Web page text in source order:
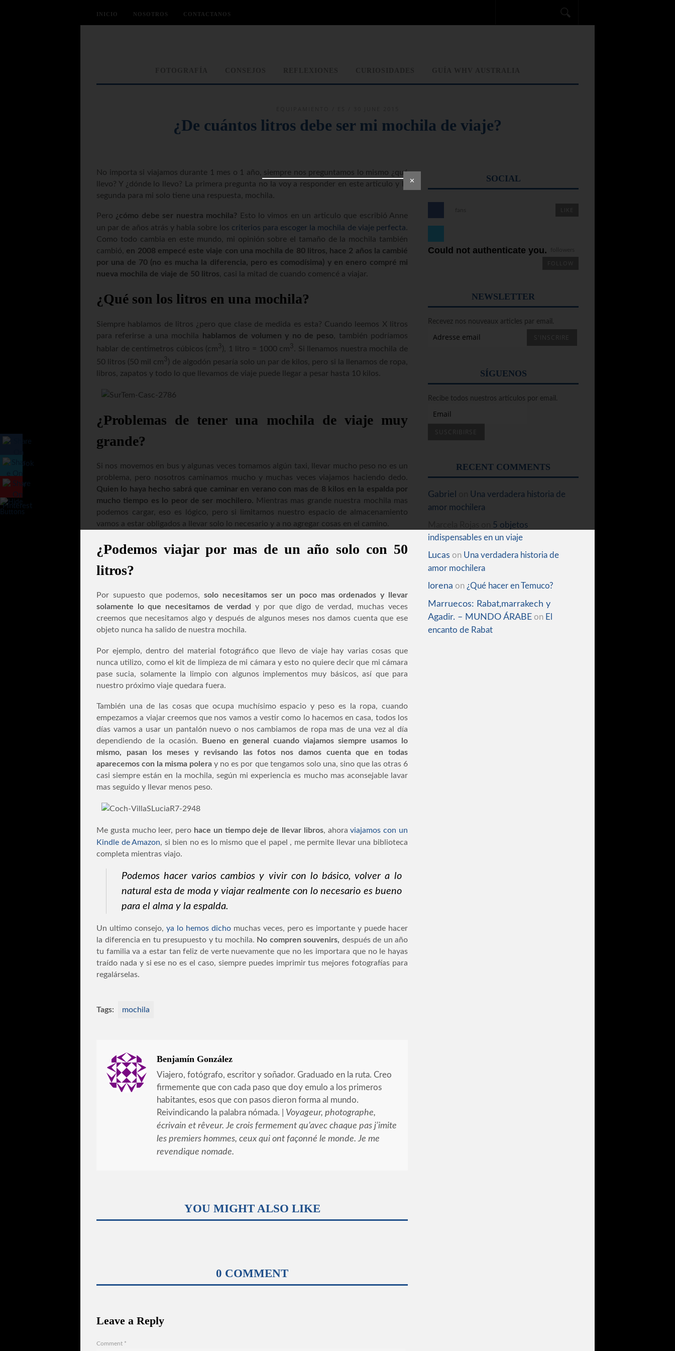
INICIO NOSOTROS CONTACTANOS
¿De cuántos litros debe ser mi mochila de viaje?
No importa si viajamos durante 1 mes o 1 año, siempre nos preguntamos lo mismo ¿qué
llevo? Y ¿dónde lo llevo? La primera pregunta no la voy a responder en este articulo y la
segunda para mi solo tiene una respuesta, mochila.
Pero ¿cómo debe ser nuestra mochila? Esto lo vimos en un articulo que escribió Anne
un par de años atrás y habla sobre los criterios para escoger la mochila de viaje perfecta.
Como todo cambia en este mundo, mi opinión sobre el tamaño de la mochila también
cambió, en 2008 empecé este viaje con una mochila de 80 litros, hace 2 años la cambié
por una de 70 (no es mucha la diferencia, pero es comodísima) y en enero compré mi
nueva mochila de viaje de 50 litros, casi la mitad de cuando comencé a viajar.
¿Qué son los litros en una mochila?
Siempre hablamos de litros ¿pero que clase de medida es esta? Cuando leemos X litros
para referirse a una mochila
hablamos de volumen y no de peso , también podríamos
hablar de centímetros cúbicos (cm3 ), 1 litro = 1000 cm3 . Si llenamos nuestra mochila de
50 litros (50 mil cm3 ) de algodón pesaría solo un par de kilos, pero si la llenamos de ropa,
libros, zapatos y todo lo que llevamos de viaje puede llegar a pesar hasta 10 kilos.
¿Problemas de tener una mochila de viaje muy
grande?
Si nos movemos en bus y algunas veces tomamos algún taxi, llevar mucho peso no es un
problema, pero nosotros caminamos mucho y muchas veces viajamos haciendo dedo.
Quien lo haya hecho sabrá que caminar en verano con mas de 8 kilos en la espalda por
mucho tiempo es lo peor de ser mochilero. Mientras mas grande nuestra mochila mas
podemos cargar, eso es lógico, pero si limitamos nuestro espacio de almacenamiento
vamos a estar obligados a llevar solo lo necesario y a no agregar cosas en el camino.
¿Podemos viajar por mas de un año solo con 50
litros?
Por supuesto que podemos,solo necesitamos ser un poco mas ordenados y llevar
solamente lo que necesitamos de verdad
y por que digo de verdad, muchas veces
creemos que necesitamos algo y después de algunos meses nos damos cuenta que ese
objeto nunca ha salido de nuestra mochila.
Por ejemplo, dentro del material fotográfico que llevo de viaje hay varias cosas que
nunca utilizo, como el kit de limpieza de mi cámara y esto no quiere decir que mi cámara
pase sucia, solamente la limpio con algunos implementos muy básicos, así que para
nuestro próximo viaje quedara fuera.
También una de las cosas que ocupa muchísimo espacio y peso es la ropa, cuando
empezamos a viajar creemos que nos vamos a vestir como lo hacemos en casa, todos los
días vamos a usar un pantalón nuevo o nos cambiamos de ropa mas de una vez al día
dependiendo de la ocasión.
Bueno en general cuando viajamos siempre usamos lo
mismo, pasan los meses y revisando las fotos nos damos cuenta que en todas
aparecemos con la misma polera y no es por que tengamos solo una, sino que las otras 6
casi siempre están en la mochila, según mi experiencia es mucho mas aconsejable lavar
mas seguido y llevar menos peso.
Me gusta mucho leer, pero hace un tiempo deje de llevar libros, ahoraviajamos con un
Kindle de Amazon, si bien no es lo mismo que el papel , me permite llevar una biblioteca
completa mientras viajo.
Podemos hacer varios cambios y vivir con lo básico, volver a lo
natural esta de moda y viajar realmente con lo necesario es bueno
para el alma y la espalda.
Un ultimo consejo, ya lo hemos dicho muchas veces, pero es importante y puede hacer
la diferencia en tu presupuesto y tu mochila. No compren souvenirs, después de un año
tu familia va a estar tan feliz de verte nuevamente que no les importara que no le hayas
traído nada y si ese no es el caso, siempre puedes imprimir tus mejores fotografías para
regalárselas.
Tags: mochila
Benjamín González
Viajero, fotógrafo, escritor y soñador. Graduado en la ruta. Creo
firmemente que con cada paso que doy emulo a los primeros
habitantes, esos que con pasos dieron forma al mundo.
Reivindicando la palabra nómada. | Voyageur, photographe,
écrivain et rêveur. Je crois fermement qu’avec chaque pas j’imite
les premiers hommes, ceux qui ont façonné le monde. Je me
revendique nomade.
YOU MIGHT ALSO LIKE
0 COMMENT
Leave a Reply
Comment *
SOCIAL
Could not authenticate you.
NEWSLETTER
Recevez nos nouveaux articles par email.
SÍGUENOS
Recibe todos nuestros artículos por email.
RECENT COMMENTS
Gabriel
Una verdadera historia de
amor mochilera
5 objetos
indispensables en un viaje
Lucas on Una verdadera historia de
amor mochilera
lorena on ¿Qué hacer en Temuco?
Marruecos: Rabat,marrakech y
Agadir. – MUNDO ÁRABE on El
encanto de Rabat
✕